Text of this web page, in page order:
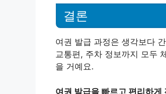
결론
여권 발급 과정은 생각보다
교통편, 주차 정보까지 모두
을 거예요.
여권 발급을 빠르고 편리하